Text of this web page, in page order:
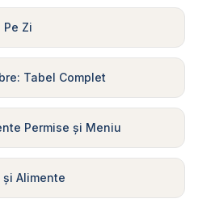
Pe Zi
Tabel Complet
Permise și Meniu
Alimente